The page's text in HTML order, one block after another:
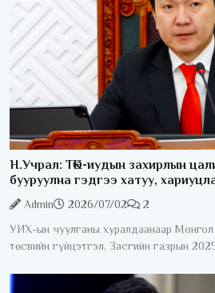
Н.Учрал: ТӨК-иудын захирлын
бууруулна гэдгээ хатуу,
Admin 2026/07/02
2
УИХ-ын чуулганы хуралдаанаар
төсвийн гүйцэтгэл, Засгийн газрын
гүйцэтгэл батлах